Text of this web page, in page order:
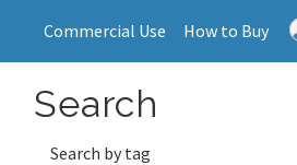
Commercial Use How to Buy
Search
Search by tag